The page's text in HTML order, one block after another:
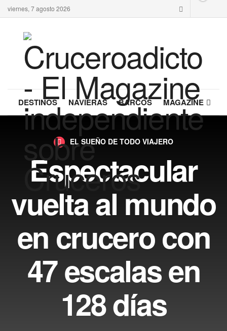
viernes, 7 agosto 2026
DESTINOS NAVIERAS BARCOS MAGAZINE
EL SUEÑO DE TODO VIAJERO
Espectacular
vuelta al mundo
en crucero con
47 escalas en
128 días